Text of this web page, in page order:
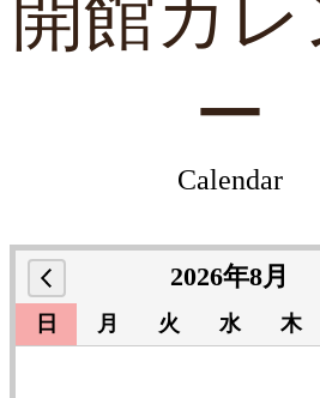
開館カレ
ー
Calendar
2026年8月
日 月 火 水 木